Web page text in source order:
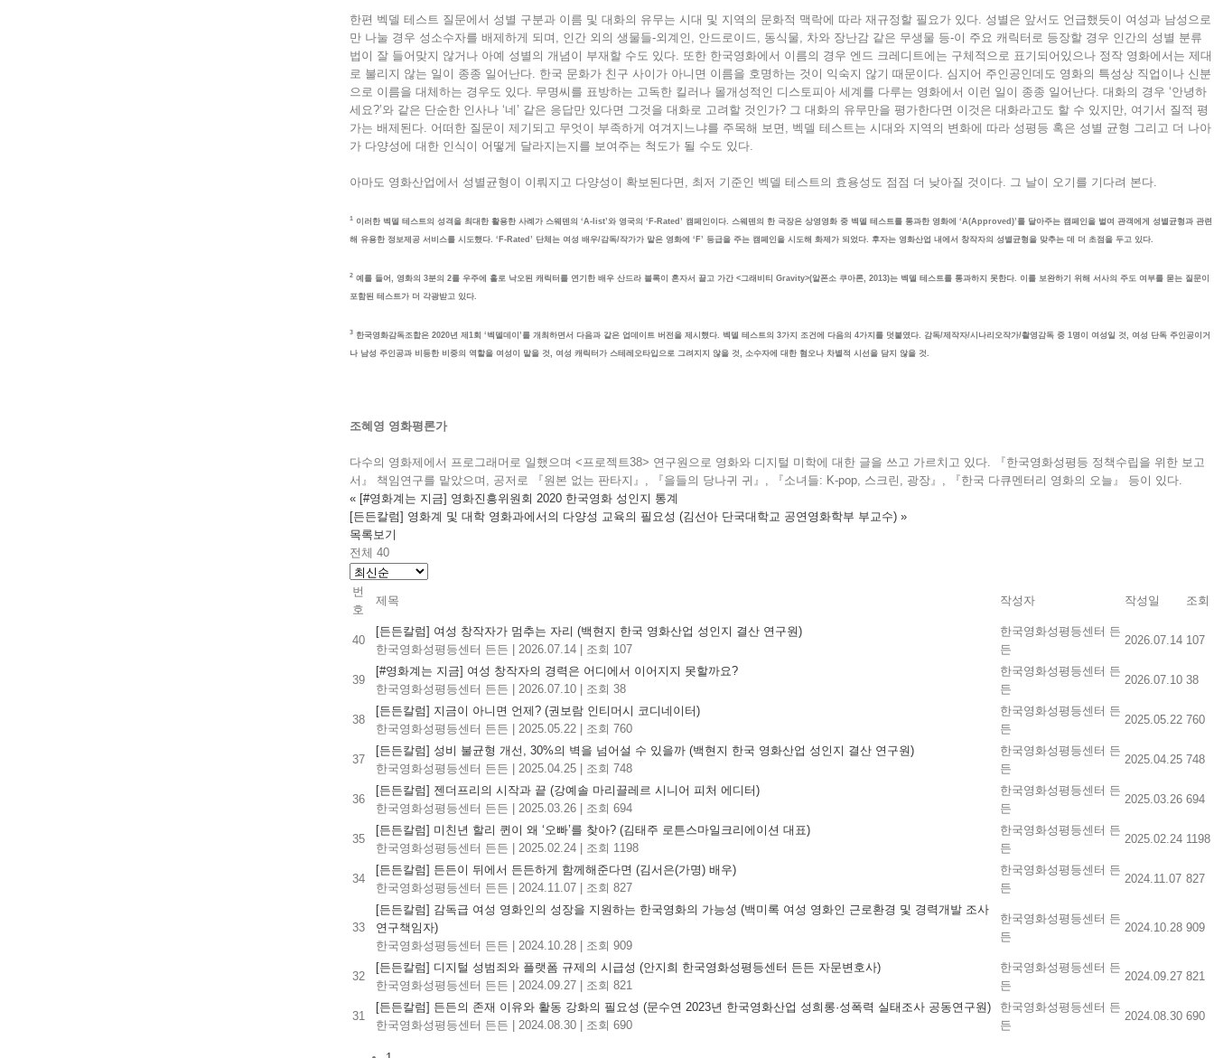
한편 벡델 테스트 질문에서 성별 구분과 이름 및 대화의 유무는 시대 및 지역의 문화적 맥락에 따라 재규정할 필요가 있다. 성별은 앞서도 언급했듯이 여성과 남성으로
만 나눌 경우 성소수자를 배제하게 되며, 인간 외의 생물들-외계인, 안드로이드, 동식물, 차와 장난감 같은 무생물 등-이 주요 캐릭터로 등장할 경우 인간의 성별 분류
법이 잘 들어맞지 않거나 아예 성별의 개념이 부재할 수도 있다. 또한 한국영화에서 이름의 경우 엔드 크레디트에는 구체적으로 표기되어있으나 정작 영화에서는 제대
로 불리지 않는 일이 종종 일어난다. 한국 문화가 친구 사이가 아니면 이름을 호명하는 것이 익숙지 않기 때문이다. 심지어 주인공인데도 영화의 특성상 직업이나 신분
으로 이름을 대체하는 경우도 있다. 무명씨를 표방하는 고독한 킬러나 몰개성적인 디스토피아 세계를 다루는 영화에서 이런 일이 종종 일어난다. 대화의 경우 ‘안녕하
세요?’와 같은 단순한 인사나 ‘네’ 같은 응답만 있다면 그것을 대화로 고려할 것인가? 그 대화의 유무만을 평가한다면 이것은 대화라고도 할 수 있지만, 여기서 질적 평
가는 배제된다. 어떠한 질문이 제기되고 무엇이 부족하게 여겨지느냐를 주목해 보면, 벡델 테스트는 시대와 지역의 변화에 따라 성평등 혹은 성별 균형 그리고 더 나아
가 다양성에 대한 인식이 어떻게 달라지는지를 보여주는 척도가 될 수도 있다.
아마도 영화산업에서 성별균형이 이뤄지고 다양성이 확보된다면, 최저 기준인 벡델 테스트의 효용성도 점점 더 낮아질 것이다. 그 날이 오기를 기다려 본다.
1 이러한 벡델 테스트의 성격을 최대한 활용한 사례가 스웨덴의 ‘A-list’와 영국의 ‘F-Rated’ 캠페인이다. 스웨덴의 한 극장은 상영영화 중 벡델 테스트를 통과한 영화에 ‘A(Approved)’를 달아주는 캠페인을 벌여 관객에게 성별균형과 관련
해 유용한 정보제공 서비스를 시도했다. ‘F-Rated’ 단체는 여성 배우/감독/작가가 맡은 영화에 ‘F’ 등급을 주는 캠페인을 시도해 화제가 되었다. 후자는 영화산업 내에서 창작자의 성별균형을 맞추는 데 더 초점을 두고 있다.
2 예를 들어, 영화의 3분의 2를 우주에 홀로 낙오된 캐릭터를 연기한 배우 산드라 블록이 혼자서 끌고 가간 <그래비티 Gravity>(알폰소 쿠아론, 2013)는 벡델 테스트를 통과하지 못한다. 이를 보완하기 위해 서사의 주도 여부를 묻는 질문이
포함된 테스트가 더 각광받고 있다.
3 한국영화감독조합은 2020년 제1회 ‘벡델데이’를 개최하면서 다음과 같은 업데이트 버전을 제시했다. 벡델 테스트의 3가지 조건에 다음의 4가지를 덧붙였다. 감독/제작자/시나리오작가/촬영감독 중 1명이 여성일 것, 여성 단독 주인공이거
나 남성 주인공과 비등한 비중의 역할을 여성이 맡을 것, 여성 캐릭터가 스테레오타입으로 그려지지 않을 것, 소수자에 대한 혐오나 차별적 시선을 담지 않을 것.
조혜영 영화평론가
다수의 영화제에서 프로그래머로 일했으며 <프로젝트38> 연구원으로 영화와 디지털 미학에 대한 글을 쓰고 가르치고 있다. 『한국영화성평등 정책수립을 위한 보고
서』 책임연구를 맡았으며, 공저로 『원본 없는 판타지』, 『을들의 당나귀 귀』, 『소녀들: K-pop, 스크린, 광장』, 『한국 다큐멘터리 영화의 오늘』 등이 있다.
« [#영화계는 지금] 영화진흥위원회 2020 한국영화 성인지 통계
[든든칼럼] 영화계 및 대학 영화과에서의 다양성 교육의 필요성 (김선아 단국대학교 공연영화학부 부교수) »
목록보기
전체 40
번
호
제목 작성자 작성일 조회
40
[든든칼럼] 여성 창작자가 멈추는 자리 (백현지 한국 영화산업 성인지 결산 연구원)
한국영화성평등센터 든든 | 2026.07.14 | 조회 107
한국영화성평등센터 든
든
2026.07.14 107
39
[#영화계는 지금] 여성 창작자의 경력은 어디에서 이어지지 못할까요?
한국영화성평등센터 든든 | 2026.07.10 | 조회 38
한국영화성평등센터 든
든
2026.07.10 38
38
[든든칼럼] 지금이 아니면 언제? (권보람 인티머시 코디네이터)
한국영화성평등센터 든든 | 2025.05.22 | 조회 760
한국영화성평등센터 든
든
2025.05.22 760
37
[든든칼럼] 성비 불균형 개선, 30%의 벽을 넘어설 수 있을까 (백현지 한국 영화산업 성인지 결산 연구원)
한국영화성평등센터 든든 | 2025.04.25 | 조회 748
한국영화성평등센터 든
든
2025.04.25 748
36
[든든칼럼] 젠더프리의 시작과 끝 (강예솔 마리끌레르 시니어 피처 에디터)
한국영화성평등센터 든든 | 2025.03.26 | 조회 694
한국영화성평등센터 든
든
2025.03.26 694
35
[든든칼럼] 미친년 할리 퀸이 왜 ‘오빠’를 찾아? (김태주 로튼스마일크리에이션 대표)
한국영화성평등센터 든든 | 2025.02.24 | 조회 1198
한국영화성평등센터 든
든
2025.02.24 1198
34
[든든칼럼] 든든이 뒤에서 든든하게 함께해준다면 (김서은(가명) 배우)
한국영화성평등센터 든든 | 2024.11.07 | 조회 827
한국영화성평등센터 든
든
2024.11.07 827
33
[든든칼럼] 감독급 여성 영화인의 성장을 지원하는 한국영화의 가능성 (백미록 여성 영화인 근로환경 및 경력개발 조사
연구책임자)
한국영화성평등센터 든든 | 2024.10.28 | 조회 909
한국영화성평등센터 든
든
2024.10.28 909
32
[든든칼럼] 디지털 성범죄와 플랫폼 규제의 시급성 (안지희 한국영화성평등센터 든든 자문변호사)
한국영화성평등센터 든든 | 2024.09.27 | 조회 821
한국영화성평등센터 든
든
2024.09.27 821
31
[든든칼럼] 든든의 존재 이유와 활동 강화의 필요성 (문수연 2023년 한국영화산업 성희롱·성폭력 실태조사 공동연구원)
한국영화성평등센터 든든 | 2024.08.30 | 조회 690
한국영화성평등센터 든
든
2024.08.30 690